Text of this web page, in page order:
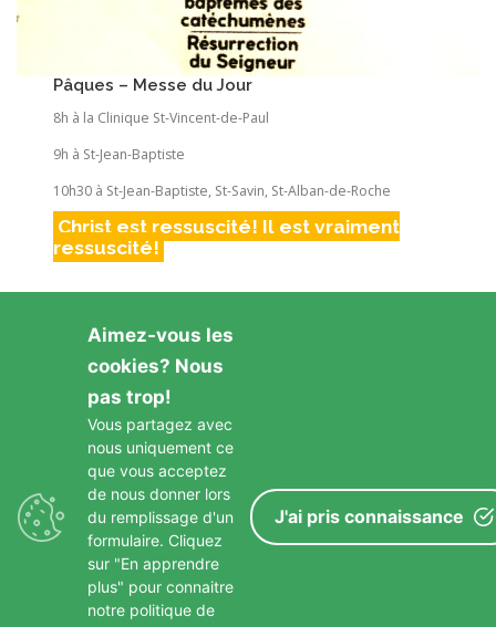
Pâques – Messe du Jour
8h à la Clinique St-Vincent-de-Paul
9h à St-Jean-Baptiste
10h30 à St-Jean-Baptiste, St-Savin, St-Alban-de-Roche
Christ est ressuscité! Il est vraiment
ressuscité!
GARDONS LE CONTACT
Aimez-vous les
cookies? Nous
pas trop!
Vous partagez avec
nous uniquement ce
que vous acceptez
de nous donner lors
du remplissage d'un
formulaire. Cliquez
sur "En apprendre
plus" pour connaitre
notre politique de
J'ai pris connaissance